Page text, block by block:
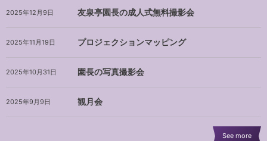
2025年12月9日 友泉亭園長の成人式無料撮影会
2025年11月19日 プロジェクションマッピング
2025年10月31日 園長の写真撮影会
2025年9月9日 観月会
See more